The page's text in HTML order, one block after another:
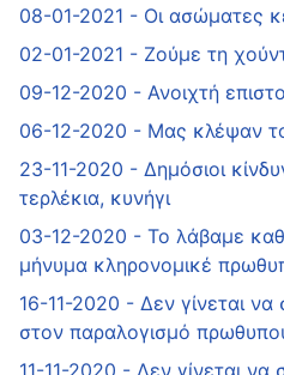
08-01-2021 - Οι ασώματες
02-01-2021 - Ζούμε τη
09-12-2020 - Ανοιχτή
06-12-2020 - Μας κλέψαν
23-11-2020 - Δημόσιοι
τερλέκια, κυνήγι
03-12-2020 - Το λάβαμε
μήνυμα κληρονομικέ
16-11-2020 - Δεν γίνεται
στον παραλογισμό